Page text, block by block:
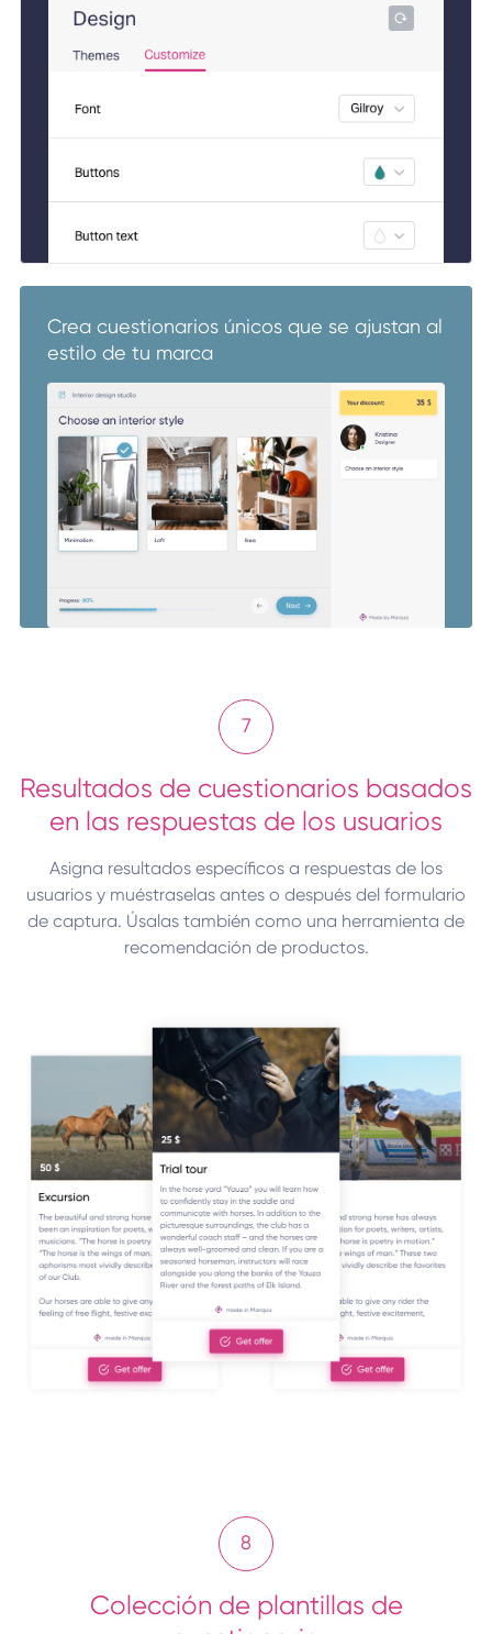
Crea cuestionarios únicos que se ajustan al
estilo de tu marca
7
Resultados de cuestionarios basados
en las respuestas de los usuarios
Asigna resultados específicos a respuestas de los
usuarios y muéstraselas antes o después del formulario
de captura. Úsalas también como una herramienta de
recomendación de productos.
8
Colección de plantillas de